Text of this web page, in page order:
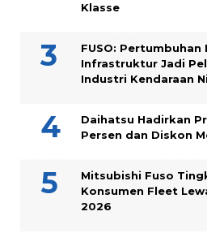
Klasse
FUSO:
Infrastruktur Jadi
Industri Kendaraan
Daihatsu Hadirkan
Persen dan Diskon
Mitsubishi Fuso
Konsumen Fleet
2026